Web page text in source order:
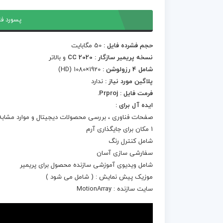
پسورد
حجم فشرده فایل :
نسخه پریمیر سازگار : CC 2020
و بالاتر
شامل 4 رزولوشن :
پلاگین مورد نیاز : ندارد
فرمت فایل : Prproj.
ایده آل برای :
صفحات فناوری ، بررسی محصولات دیجیتال و موارد
1 مکان برای جایگذاری آرم
شامل کنترل رنگ
سفارشی سازی آسان
شامل ویدیوی آموزشی سازنده محصول برای پریمیر
موزیک پیش نمایش : ( شامل می شود )
سایت سازنده : MotionArray